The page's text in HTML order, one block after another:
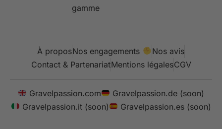
gamme
À proposNos engagements
Nos avis
Contact & PartenariatMentions légalesCGV
Gravelpassion.com
Gravelpassion.de (soon)
Gravelpassion.it (soon)
Gravelpassion.es (soon)